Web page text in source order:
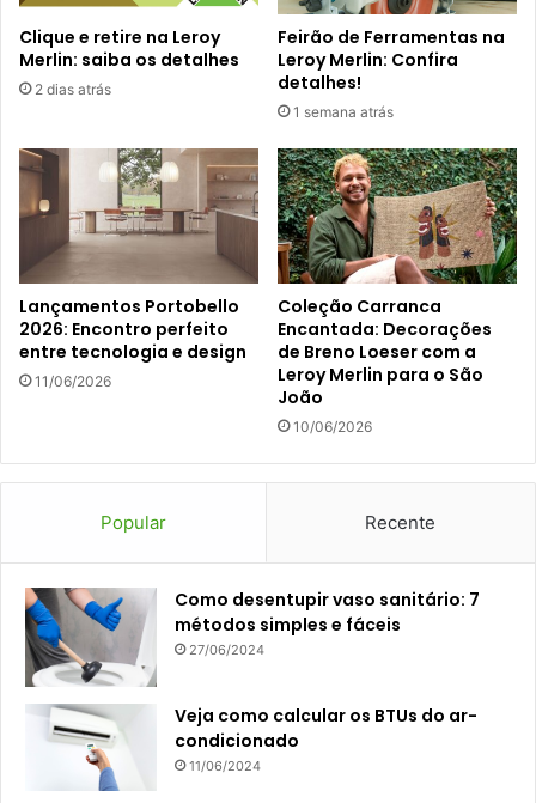
Clique e retire na Leroy
Merlin: saiba os detalhes
2 dias atrás
Feirão de Ferramentas na
Leroy Merlin: Confira
detalhes!
1 semana atrás
Lançamentos Portobello
2026: Encontro perfeito
entre tecnologia e design
11/06/2026
Coleção Carranca
Encantada: Decorações
de Breno Loeser com a
Leroy Merlin para o São
João
10/06/2026
Popular Recente
Como desentupir vaso sanitário: 7
métodos simples e fáceis
27/06/2024
Veja como calcular os BTUs do ar-
condicionado
11/06/2024